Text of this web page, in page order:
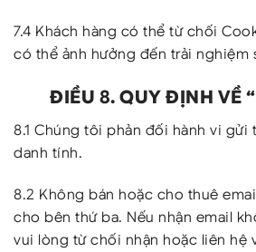
7.4 Khách hàng có thể từ chối
có thể ảnh hưởng đến trải nghiệm
ĐIỀU 8. QUY ĐỊNH VỀ
8.1 Chúng tôi phản đối hành vi gửi
danh tính.
8.2 Không bán hoặc cho thuê
cho bên thứ ba. Nếu nhận email
vui lòng từ chối nhận hoặc liên hệ